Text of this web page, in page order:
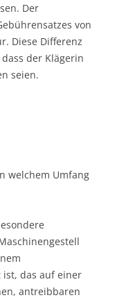
Der
von
Diese Differenz
der Klägerin
seien.
welchem Umfang
ist, das auf einer
antreibbaren